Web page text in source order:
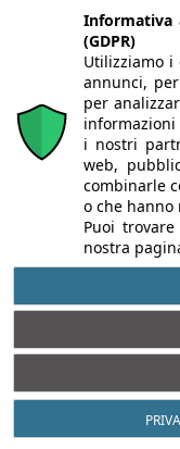
Informativa
(GDPR)
Utilizziamo i
annunci,
per
informazioni
i nostri
web,
combinarle
o che hanno
Puoi
nostra